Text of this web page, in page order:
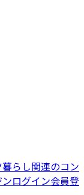
暮らし関連のコン
ログイン会員登